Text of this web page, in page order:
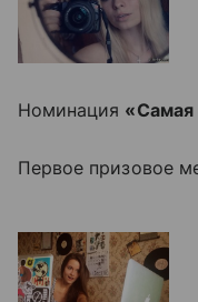
Номинация «Самая
Первое призовое